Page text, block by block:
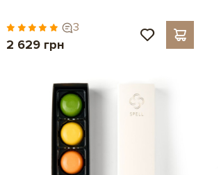
3
2 629 грн